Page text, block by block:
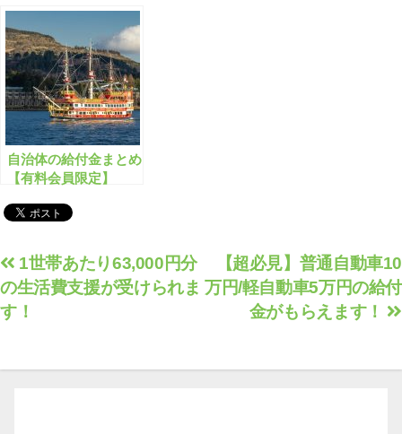
料会員限定】
自治体の給付金まとめ
【有料会員限定】
投
稿
ナ
ゲ
【超必見】普通自動車10
万円/軽自動車5万円の給付
金がもらえます！
1世帯あたり63,000円分
の生活費支援が受けられま
す！